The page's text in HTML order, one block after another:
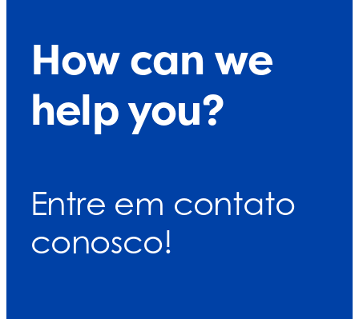
How can we
help you?
Entre em contato
conosco!